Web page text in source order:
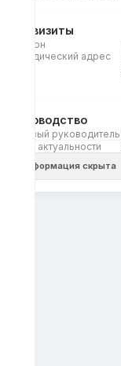
Реквизиты
Регион
Юридический адрес
Руководство
Первый руководитель
Дата актуальности
Информация скрыта